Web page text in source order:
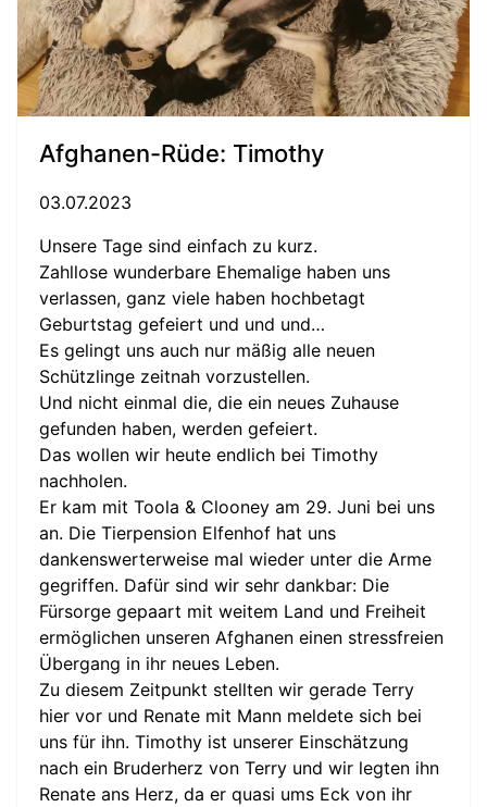
Afghanen-Rüde: Timothy
03.07.2023
Unsere Tage sind einfach zu kurz.
Zahllose wunderbare Ehemalige haben uns
verlassen, ganz viele haben hochbetagt
Geburtstag gefeiert und und und…
Es gelingt uns auch nur mäßig alle neuen
Schützlinge zeitnah vorzustellen.
Und nicht einmal die, die ein neues Zuhause
gefunden haben, werden gefeiert.
Das wollen wir heute endlich bei Timothy
nachholen.
Er kam mit Toola & Clooney am 29. Juni bei uns
an. Die Tierpension Elfenhof hat uns
dankenswerterweise mal wieder unter die Arme
gegriffen. Dafür sind wir sehr dankbar: Die
Fürsorge gepaart mit weitem Land und Freiheit
ermöglichen unseren Afghanen einen stressfreien
Übergang in ihr neues Leben.
Zu diesem Zeitpunkt stellten wir gerade Terry
hier vor und Renate mit Mann meldete sich bei
uns für ihn. Timothy ist unserer Einschätzung
nach ein Bruderherz von Terry und wir legten ihn
Renate ans Herz, da er quasi ums Eck von ihr